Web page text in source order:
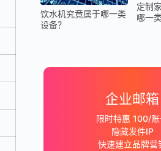
饮水机究竟属于哪一类
设备？
定制
哪一
企业邮箱
限时特惠 100/账
隐藏发件IP
快速建立品牌营